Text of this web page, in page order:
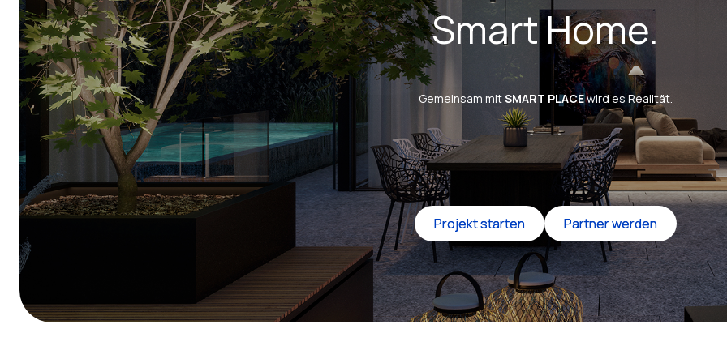
Smart Home.
Gemeinsam mitSMART PLACEwird es Realität.
Projekt starten
Projekt starten Partner werden
Partner werden